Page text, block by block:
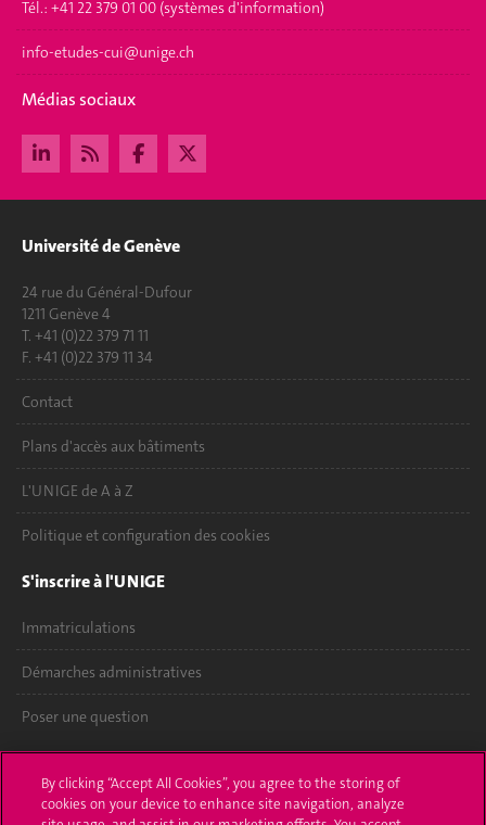
Tél.: +41 22 379 01 00 (systèmes d'information)
info-etudes-cui@unige.ch
Médias sociaux
Université de Genève
24 rue du Général-Dufour
1211 Genève 4
T. +41 (0)22 379 71 11
F. +41 (0)22 379 11 34
Contact
Plans d'accès aux bâtiments
L'UNIGE de A à Z
Politique et configuration des cookies
S'inscrire à l'UNIGE
Immatriculations
Démarches administratives
Poser une question
UNIGE Mobile
By clicking “Accept All Cookies”, you agree to the storing of
cookies on your device to enhance site navigation, analyze